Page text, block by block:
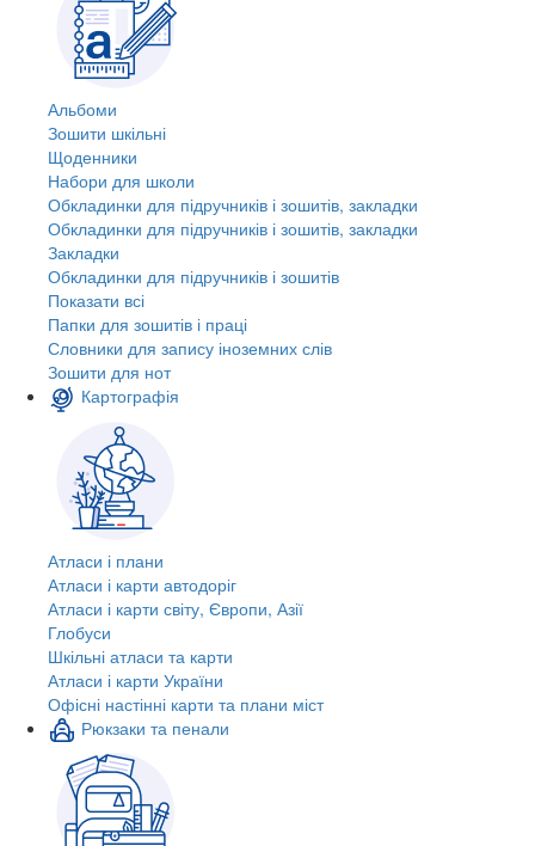
Альбоми
Зошити шкільні
Щоденники
Набори для школи
Обкладинки для підручників і зошитів, закладки
Обкладинки для підручників і зошитів, закладки
Закладки
Обкладинки для підручників і зошитів
Показати всі
Папки для зошитів і праці
Словники для запису іноземних слів
Зошити для нот
Картографія
Атласи і плани
Атласи і карти автодоріг
Атласи і карти світу, Європи, Азії
Глобуси
Шкільні атласи та карти
Атласи і карти України
Офісні настінні карти та плани міст
Рюкзаки та пенали